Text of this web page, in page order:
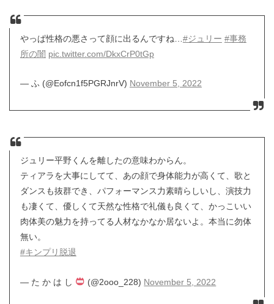
やっぱ性格の悪さって顔に出るんですね… #ジュリー #事務
所の闇 pic.twitter.com/DkxCrP0tGp
— ふ (@Eofcn1f5PGRJnrV) November 5, 2022
ジュリー平野くんを離したの意味わからん。
ティアラを大事にしてて、あの顔で身体能力が高くて、歌と
ダンスも抜群でき、パフォーマンス力素晴らしいし、演技力
も凄くて、優しくて天然な性格で礼儀も良くて、かっこいい
肉体美の魅力を持ってる人材なかなか居ないよ。本当に勿体
無い。
#キンプリ脱退
— た か は し (@2ooo_228) November 5, 2022